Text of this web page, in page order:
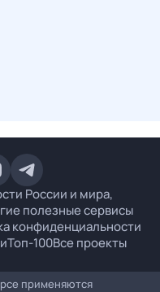
России и мира,
полезные сервисы
конфиденциальности
Топ-100Все проекты
применяются